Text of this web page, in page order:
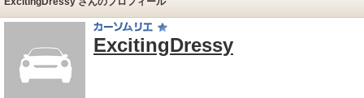
ExcitingDressy